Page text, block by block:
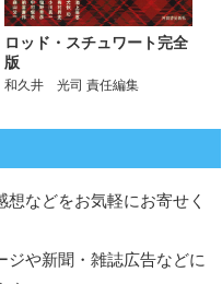
ロッド・スチュワート完全
版
和久井 光司 責任編集
などをお気軽にお寄せく
ジや新聞・雑誌広告などに